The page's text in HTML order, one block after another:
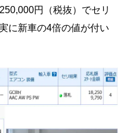
円（税抜）でセリ
に新車の4倍の値が付い